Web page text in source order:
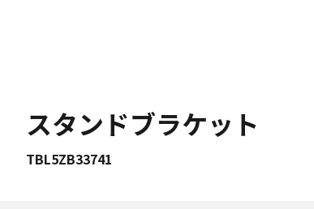
スタンドブラケット
TBL5ZB33741